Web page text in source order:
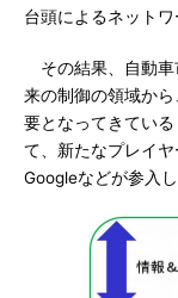
台頭によるネットワ
その結果、自動車
来の制御の領域か
要となってきてい
て、新たなプレイ
Googleなどが参入し